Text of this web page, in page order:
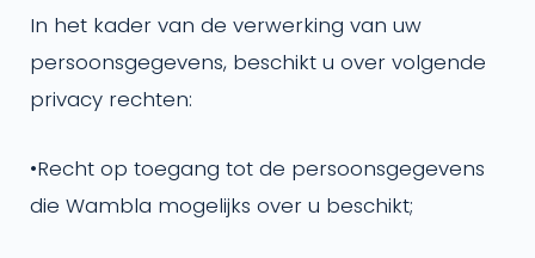
In het kader van de verwerking van uw
persoonsgegevens, beschikt u over volgende
privacy rechten:
•Recht op toegang tot de persoonsgegevens
die Wambla mogelijks over u beschikt;